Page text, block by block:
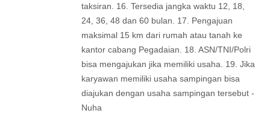
taksiran. 16. Tersedia jangka waktu 12, 18,
24, 36, 48 dan 60 bulan. 17. Pengajuan
maksimal 15 km dari rumah atau tanah ke
kantor cabang Pegadaian. 18. ASN/TNI/Polri
bisa mengajukan jika memiliki usaha. 19. Jika
karyawan memiliki usaha sampingan bisa
diajukan dengan usaha sampingan tersebut -
Nuha